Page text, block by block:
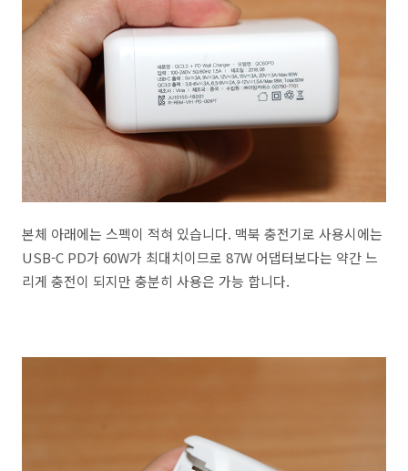
본체 아래에는 스펙이 적혀 있습니다. 맥북 충전기로 사용시에는
USB-C PD가 60W가 최대치이므로 87W 어댑터보다는 약간 느
리게 충전이 되지만 충분히 사용은 가능 합니다.